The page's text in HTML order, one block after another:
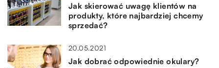
Jak skierować uwagę klientów na
produkty, które najbardziej chcemy
sprzedać?
20.05.2021
Jak dobrać odpowiednie okulary?